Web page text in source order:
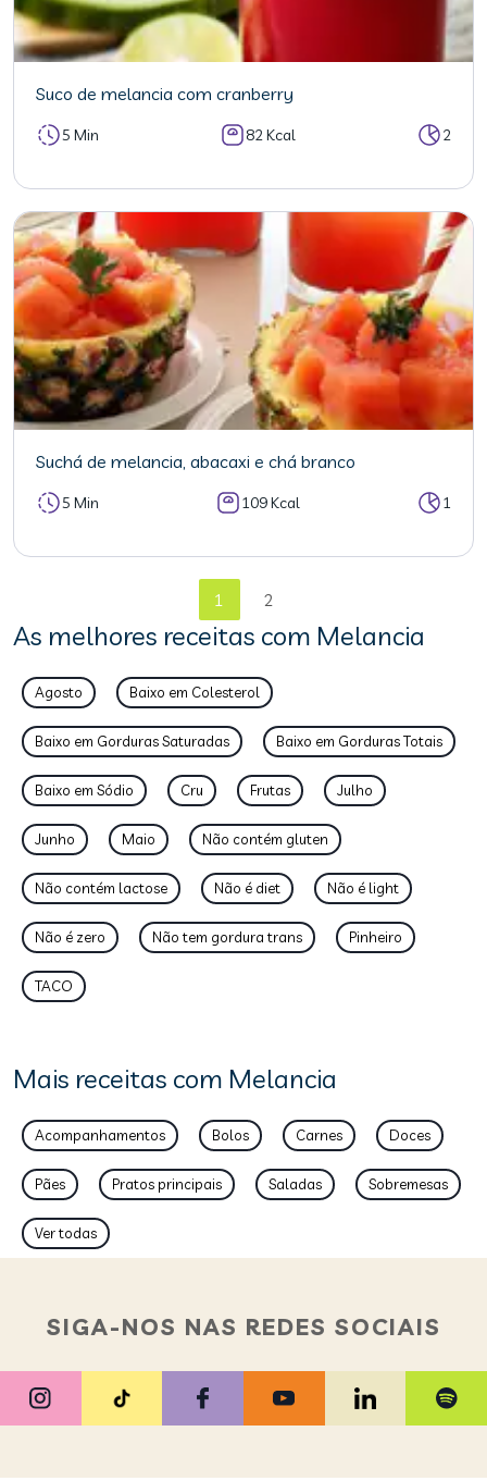
Suco de melancia com cranberry
5 Min 82 Kcal 2
Suchá de melancia, abacaxi e chá branco
5 Min 109 Kcal 1
1 2
As melhores receitas com Melancia
Agosto Baixo em Colesterol
Baixo em Gorduras Saturadas Baixo em Gorduras Totais
Baixo em Sódio Cru Frutas Julho
Junho Maio Não contém gluten
Não contém lactose Não é diet Não é light
Não é zero Não tem gordura trans Pinheiro
TACO
Mais receitas com Melancia
Acompanhamentos Bolos Carnes Doces
Pães Pratos principais Saladas Sobremesas
Ver todas
SIGA-NOS NAS REDES SOCIAIS